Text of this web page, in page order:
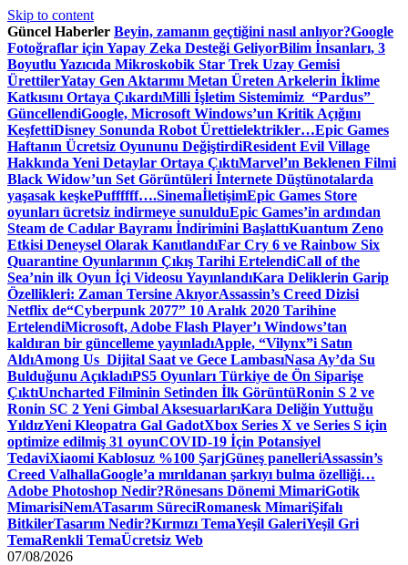
Skip to content
Güncel Haberler Beyin, zamanın geçtiğini nasıl anlıyor?Google
Fotoğraflar için Yapay Zeka Desteği GeliyorBilim İnsanları, 3
Boyutlu Yazıcıda Mikroskobik Star Trek Uzay Gemisi
ÜrettilerYatay Gen Aktarımı Metan Üreten Arkelerin İklime
Katkısını Ortaya ÇıkardıMilli İşletim Sistemimiz “Pardus”
GüncellendiGoogle, Microsoft Windows’un Kritik Açığını
KeşfettiDisney Sonunda Robot Ürettielektrikler…Epic Games
Haftanın Ücretsiz Oyununu DeğiştirdiResident Evil Village
Hakkında Yeni Detaylar Ortaya ÇıktıMarvel’ın Beklenen Filmi
Black Widow’un Set Görüntüleri İnternete Düştünotalarda
yaşasak keşkePuffffff….SinemaİletişimEpic Games Store
oyunları ücretsiz indirmeye sunulduEpic Games’in ardından
Steam de Cadılar Bayramı İndirimini BaşlattıKuantum Zeno
Etkisi Deneysel Olarak KanıtlandıFar Cry 6 ve Rainbow Six
Quarantine Oyunlarının Çıkış Tarihi ErtelendiCall of the
Sea’nin ilk Oyun İçi Videosu YayınlandıKara Deliklerin Garip
Özellikleri: Zaman Tersine AkıyorAssassin’s Creed Dizisi
Netflix de“Cyberpunk 2077” 10 Aralık 2020 Tarihine
ErtelendiMicrosoft, Adobe Flash Player’ı Windows’tan
kaldıran bir güncelleme yayınladıApple, “Vilynx”i Satın
AldıAmong Us Dijital Saat ve Gece LambasıNasa Ay’da Su
Bulduğunu AçıkladıPS5 Oyunları Türkiye de Ön Siparişe
ÇıktıUncharted Filminin Setinden İlk GörüntüRonin S 2 ve
Ronin SC 2 Yeni Gimbal AksesuarlarıKara Deliğin Yuttuğu
YıldızYeni Kleopatra Gal GadotXbox Series X ve Series S için
optimize edilmiş 31 oyunCOVID-19 İçin Potansiyel
TedaviXiaomi Kablosuz %100 ŞarjGüneş panelleriAssassin’s
Creed ValhallaGoogle’a mırıldanan şarkıyı bulma özelliği…
Adobe Photoshop Nedir?Rönesans Dönemi MimariGotik
MimarisiNemATasarım SüreciRomanesk MimariŞifalı
BitkilerTasarım Nedir?Kırmızı TemaYeşil GaleriYeşil Gri
TemaRenkli TemaÜcretsiz Web
07/08/2026